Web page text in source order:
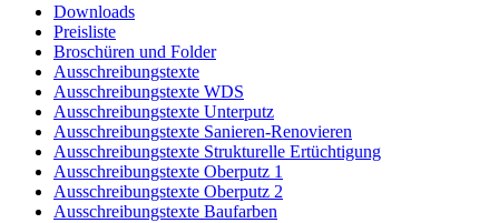
Downloads
Preisliste
Broschüren und Folder
Ausschreibungstexte
Ausschreibungstexte WDS
Ausschreibungstexte Unterputz
Ausschreibungstexte Sanieren-Renovieren
Ausschreibungstexte Strukturelle Ertüchtigung
Ausschreibungstexte Oberputz 1
Ausschreibungstexte Oberputz 2
Ausschreibungstexte Baufarben